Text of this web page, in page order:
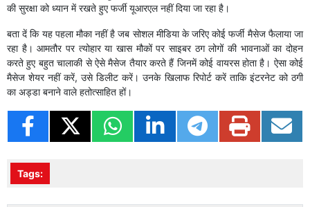
की सुरक्षा को ध्यान में रखते हुए फर्जी यूआरएल नहीं दिया जा रहा है।
बता दें कि यह पहला मौका नहीं है जब सोशल मीडिया के जरिए कोई फर्जी मैसेज फैलाया जा
रहा है। आमतौर पर त्योहार या खास मौकों पर साइबर ठग लोगों की भावनाओं का दोहन
करते हुए बहुत चालाकी से ऐसे मैसेज तैयार करते हैं जिनमें कोई वायरस होता है। ऐसा कोई
मैसेज शेयर नहीं करें, उसे डिलीट करें। उनके खिलाफ रिपोर्ट करें ताकि इंटरनेट को ठगी
का अड्डा बनाने वाले हतोत्साहित हों।
Tags: